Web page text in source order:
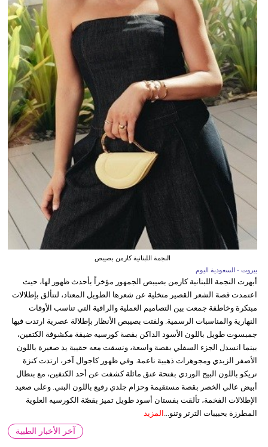
النجمة اللبنانية كارمن بصيبص
بيروت - السعودية اليوم
أبهرت النجمة اللبنانية كارمن بصيبص الجمهور مؤخراً بأحدث ظهور لها، حيث
اعتمدت قصة الشعر القصير متخلية عن شعرها الطويل المعتاد، لتتألق بإطلالات
مبتكرة وخاطفة جمعت بين التصاميم العملية والراقية التي تناسب الأوقات
النهارية والمناسبات الرسمية. ولفتت بصيبص الأنظار بإطلالة عصرية ارتدت فيها
جمبسوت طويل باللون الأسود الداكن بقصة كورسيه ضيقة مكشوفة الكتفين،
بينما انسدل الجزء السفلي بقصة واسعة، ونسقت معه حقيبة يد صغيرة باللون
الأصفر الزبدي ومجوهرات ذهبية ناعمة. وفي ظهور كاجوال آخر، ارتدت كنزة
تريكو باللون البيج الوردي بفتحة عنق مائلة كشفت عن أحد الكتفين، مع بنطال
أبيض عالي الخصر بقصة مستقيمة وحزام جلدي رفيع باللون البني. وعلى صعيد
الإطلالات الفخمة، تألقت بفستان أسود طويل تميز بقصّة الكورسيه العلوية
المطرزة بحبيبات الترتر وتنو...
المزيد
آخر الأخبار الطبية